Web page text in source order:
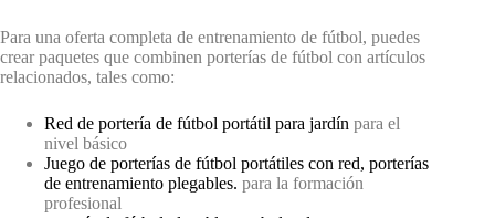
Para una oferta completa de entrenamiento de fútbol, puedes
crear paquetes que combinen porterías de fútbol con artículos
relacionados, tales como:
Red de portería de fútbol portátil para jardín para el
nivel básico
Juego de porterías de fútbol portátiles con red, porterías
de entrenamiento plegables. para la formación
profesional